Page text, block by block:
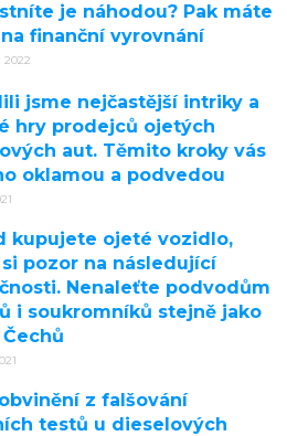
je náhodou? Pak máte
finanční vyrovnání
2022
jsme nejčastější intriky a
hry prodejců ojetých
aut. Těmito kroky vás
oklamou a podvedou
kupujete ojeté vozidlo,
pozor na následující
Nenaleťte podvodům
i soukromníků stejně jako
z falšování
testů u dieselových